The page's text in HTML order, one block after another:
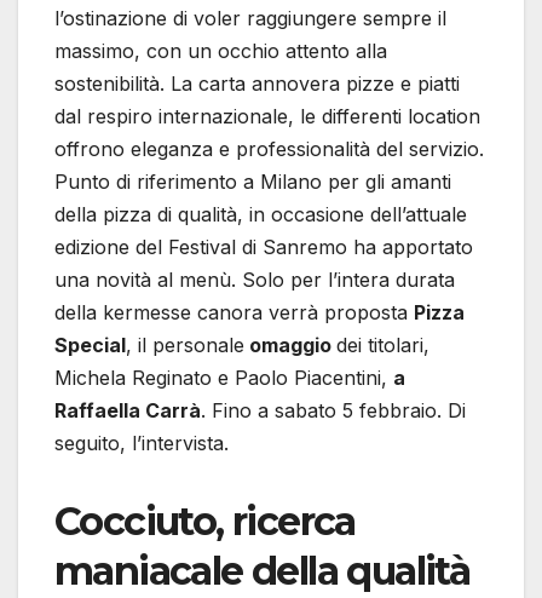
l’ostinazione di voler raggiungere sempre il
massimo, con un occhio attento alla
sostenibilità. La carta annovera pizze e piatti
dal respiro internazionale, le differenti location
offrono eleganza e professionalità del servizio.
Punto di riferimento a Milano per gli amanti
della pizza di qualità, in occasione dell’attuale
edizione del Festival di Sanremo ha apportato
una novità al menù. Solo per l’intera durata
della kermesse canora verrà proposta Pizza
Special, il personale omaggio dei titolari,
Michela Reginato e Paolo Piacentini, a
Raffaella Carrà. Fino a sabato 5 febbraio. Di
seguito, l’intervista.
Cocciuto, ricerca
maniacale della qualità